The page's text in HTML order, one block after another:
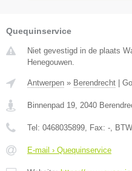
Quequinservice
Niet gevestigd in de plaats
Henegouwen.
Antwerpen » Berendrecht
Binnenpad 19, 2040
Tel: 0468035899, Fax: -,
E-mail › Quequinservice